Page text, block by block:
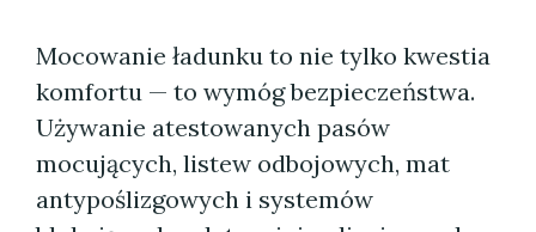
Mocowanie ładunku to nie tylko kwestia
komfortu — to wymóg bezpieczeństwa.
Używanie atestowanych pasów
mocujących, listew odbojowych, mat
antypoślizgowych i systemów